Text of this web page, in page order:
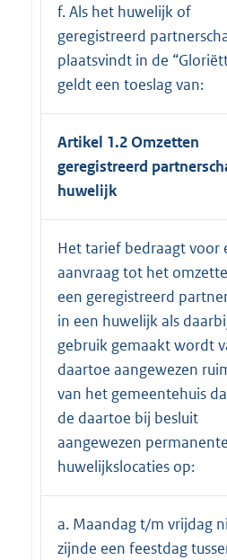
f. Als het huwelijk of
geregistreerd
plaatsvindt in de
geldt een toeslag van:
Artikel 1.2 Omzetten
geregistreerd
huwelijk
Het tarief bedraagt voor
aanvraag tot het
een geregistreerd
in een huwelijk als
gebruik gemaakt wordt
daartoe aangewezen
van het gemeentehuis
de daartoe bij besluit
aangewezen permanente
huwelijkslocaties op:
a. Maandag t/m vrijdag
zijnde een feestdag